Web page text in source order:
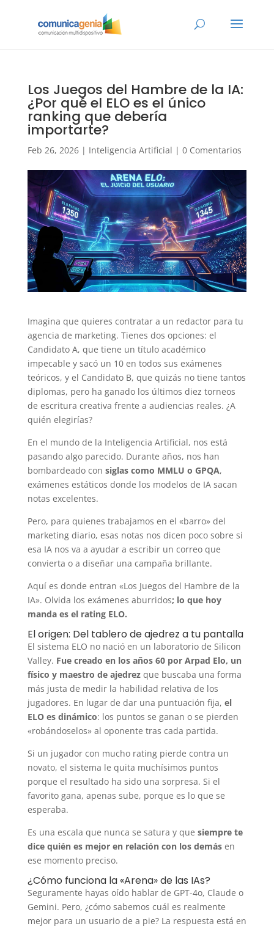
Los Juegos del Hambre de la IA:
¿Por qué el ELO es el único
ranking que debería
importarte?
Feb 26, 2026| Inteligencia Artificial | 0 Comentarios
Imagina que quieres contratar a un redactor para tu
agencia de marketing. Tienes dos opciones: el
Candidato A, que tiene un título académico
impecable y sacó un 10 en todos sus exámenes
teóricos, y el Candidato B, que quizás no tiene tantos
diplomas, pero ha ganado los últimos diez torneos
de escritura creativa frente a audiencias reales. ¿A
quién elegirías?
En el mundo de la Inteligencia Artificial, nos está
pasando algo parecido. Durante años, nos han
bombardeado con siglas como MMLU o GPQA,
exámenes estáticos donde los modelos de IA sacan
notas excelentes.
Pero, para quienes trabajamos en el «barro» del
marketing diario, esas notas nos dicen poco sobre si
esa IA nos va a ayudar a escribir un correo que
convierta o a diseñar una campaña brillante.
Aquí es donde entran «Los Juegos del Hambre de la
IA». Olvida los exámenes aburridos; lo que hoy
manda es el rating ELO.
El origen: Del tablero de ajedrez a tu pantalla
El sistema ELO no nació en un laboratorio de Silicon
Valley. Fue creado en los años 60 por Arpad Elo, un
físico y maestro de ajedrezque buscaba una forma
más justa de medir la habilidad relativa de los
jugadores. En lugar de dar una puntuación fija, el
ELO es dinámico: los puntos se ganan o se pierden
«robándoselos» al oponente tras cada partida.
Si un jugador con mucho rating pierde contra un
novato, el sistema le quita muchísimos puntos
porque el resultado ha sido una sorpresa. Si el
favorito gana, apenas sube, porque es lo que se
esperaba.
Es una escala que nunca se satura y que siempre te
dice quién es mejor en relación con los demásen
ese momento preciso.
¿Cómo funciona la «Arena» de las IAs?
Seguramente hayas oído hablar de GPT-4o, Claude o
Gemini. Pero, ¿cómo sabemos cuál es realmente
mejor para un usuario de a pie? La respuesta está en